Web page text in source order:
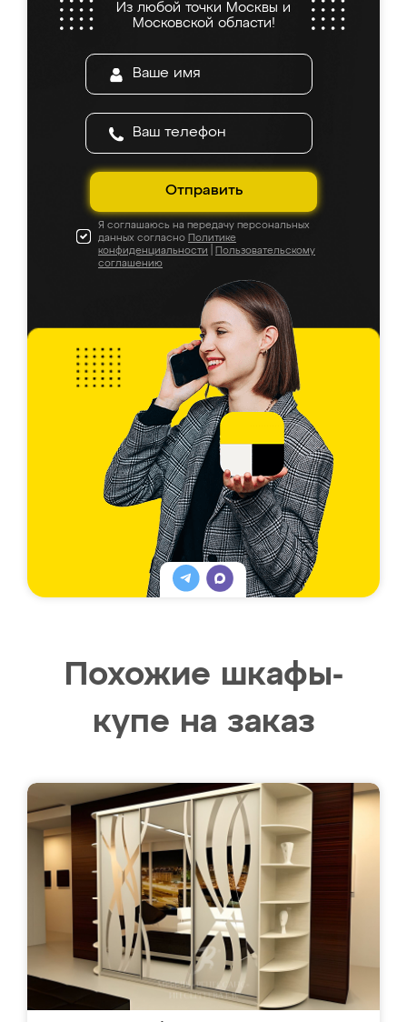
Из любой точки Москвы и
Московской области!
Отправить
Я соглашаюсь на передачу персональных
данных согласно Политике
конфиденциальности
Пользовательскому
соглашению
Похожие шкафы-
купе на заказ